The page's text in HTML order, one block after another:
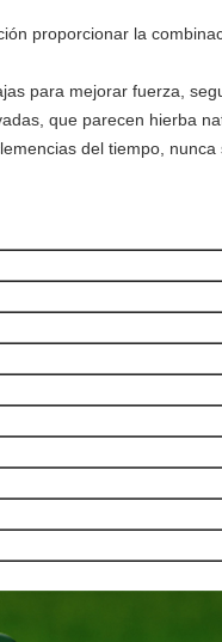
proporcionar la
para mejorar fuerza,
que parecen hierba
del tiempo,